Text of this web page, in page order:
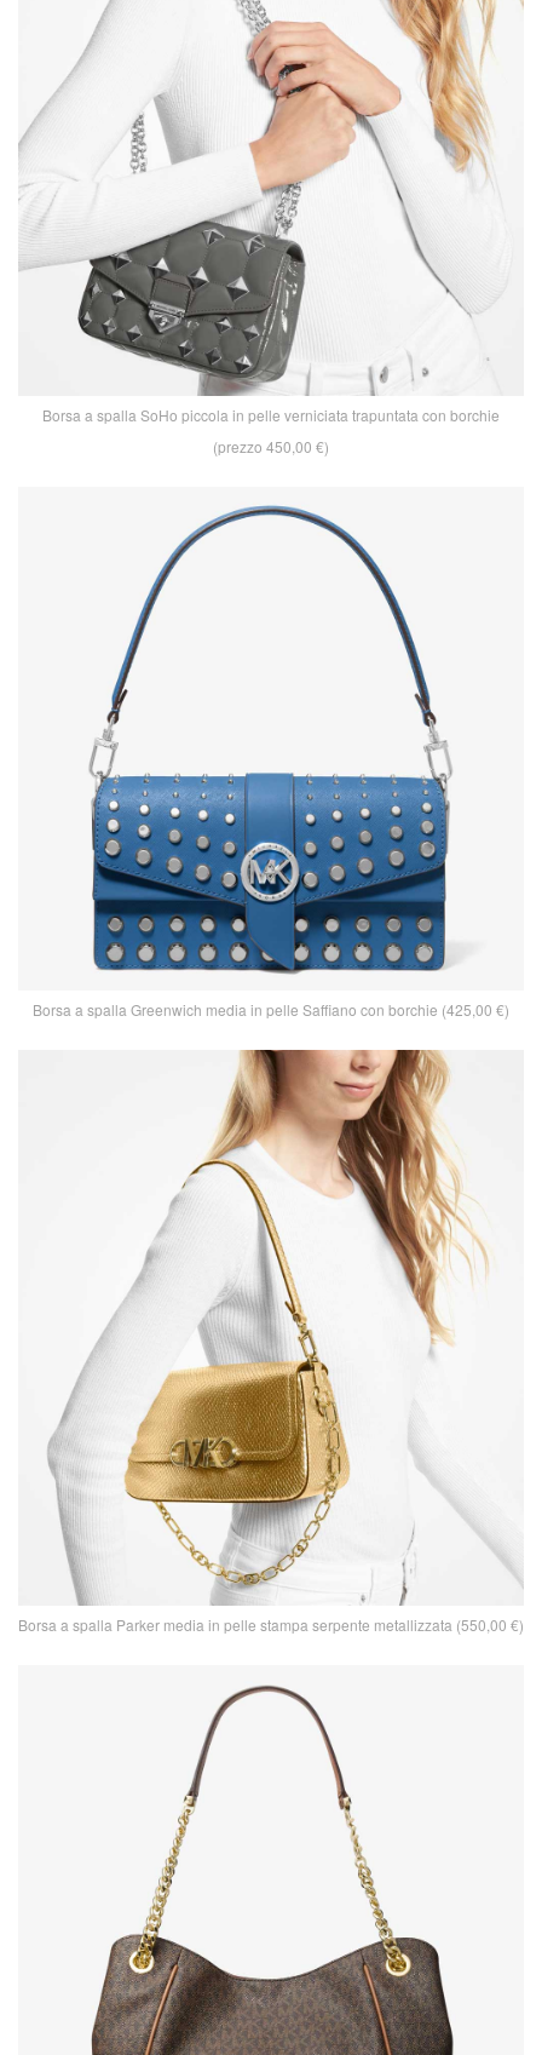
Borsa a spalla SoHo piccola in pelle verniciata trapuntata con borchie
(prezzo 450,00 €)
Borsa a spalla Greenwich media in pelle Saffiano con borchie (425,00 €)
Borsa a spalla Parker media in pelle stampa serpente metallizzata (550,00 €)